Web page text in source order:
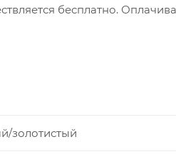
бесплатно.
золотистый